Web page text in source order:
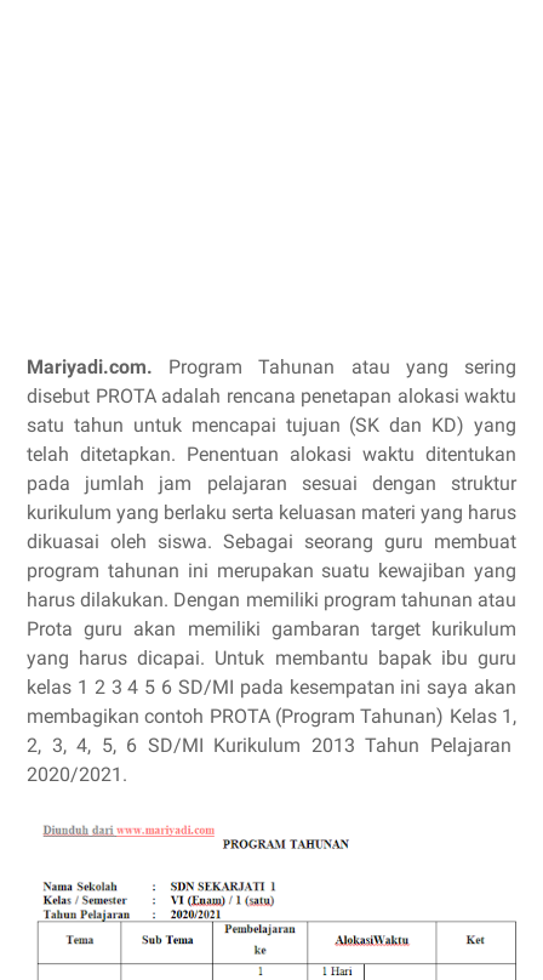
Mariyadi.com. Program Tahunan atau yang sering
disebut PROTA adalah rencana penetapan alokasi waktu
satu tahun untuk mencapai tujuan (SK dan KD) yang
telah ditetapkan. Penentuan alokasi waktu ditentukan
pada jumlah jam pelajaran sesuai dengan struktur
kurikulum yang berlaku serta keluasan materi yang harus
dikuasai oleh siswa. Sebagai seorang guru membuat
program tahunan ini merupakan suatu kewajiban yang
harus dilakukan. Dengan memiliki program tahunan atau
Prota guru akan memiliki gambaran target kurikulum
yang harus dicapai. Untuk membantu bapak ibu guru
kelas 1 2 3 4 5 6 SD/MI pada kesempatan ini saya akan
membagikan contoh PROTA (Program Tahunan) Kelas 1,
2, 3, 4, 5, 6 SD/MI Kurikulum 2013 Tahun Pelajaran
2020/2021.